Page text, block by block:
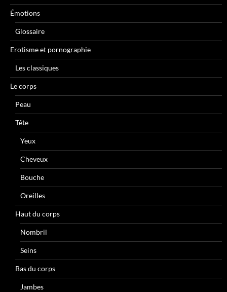
Émotions
Glossaire
Erotisme et pornographie
Les classiques
Le corps
Peau
Tête
Yeux
Cheveux
Bouche
Oreilles
Haut du corps
Nombril
Seins
Bas du corps
Jambes